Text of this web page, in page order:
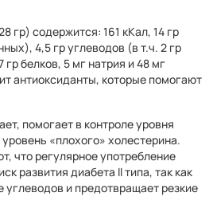
гр) содержится: 161 кКал, 14 гр
4,5 гр углеводов (в т.ч. 2 гр
гр белков, 5 мг натрия и 48 мг
антиоксиданты, которые помогают
помогает в контроле уровня
«плохого» холестерина.
что регулярное употребление
развития диабета II типа, так как
и предотвращает резкие